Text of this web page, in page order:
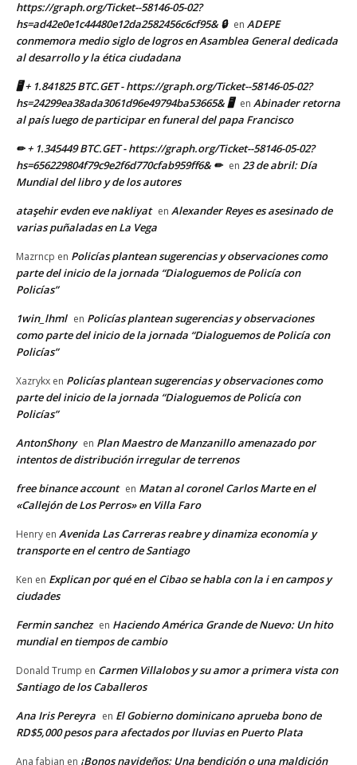
https://graph.org/Ticket--58146-05-02?
hs=ad42e0e1c44480e12da2582456c6cf95& 🔒 en ADEPE
conmemora medio siglo de logros en Asamblea General dedicada
al desarrollo y la ética ciudadana
🖥 + 1.841825 BTC.GET - https://graph.org/Ticket--58146-05-02?
hs=24299ea38ada3061d96e49794ba53665& 🖥 en Abinader retorna
al país luego de participar en funeral del papa Francisco
✏ + 1.345449 BTC.GET - https://graph.org/Ticket--58146-05-02?
hs=656229804f79c9e2f6d770cfab959ff6& ✏ en 23 de abril: Día
Mundial del libro y de los autores
ataşehir evden eve nakliyat en Alexander Reyes es asesinado de
varias puñaladas en La Vega
Mazrncp en Policías plantean sugerencias y observaciones como
parte del inicio de la jornada “Dialoguemos de Policía con
Policías”
1win_lhml en Policías plantean sugerencias y observaciones
como parte del inicio de la jornada “Dialoguemos de Policía con
Policías”
Xazrykx en Policías plantean sugerencias y observaciones como
parte del inicio de la jornada “Dialoguemos de Policía con
Policías”
AntonShony en Plan Maestro de Manzanillo amenazado por
intentos de distribución irregular de terrenos
free binance account en Matan al coronel Carlos Marte en el
«Callejón de Los Perros» en Villa Faro
Henry en Avenida Las Carreras reabre y dinamiza economía y
transporte en el centro de Santiago
Ken en Explican por qué en el Cibao se habla con la i en campos y
ciudades
Fermin sanchez en Haciendo América Grande de Nuevo: Un hito
mundial en tiempos de cambio
Donald Trump en Carmen Villalobos y su amor a primera vista con
Santiago de los Caballeros
Ana Iris Pereyra en El Gobierno dominicano aprueba bono de
RD$5,000 pesos para afectados por lluvias en Puerto Plata
Ana fabian en ¡Bonos navideños: Una bendición o una maldición